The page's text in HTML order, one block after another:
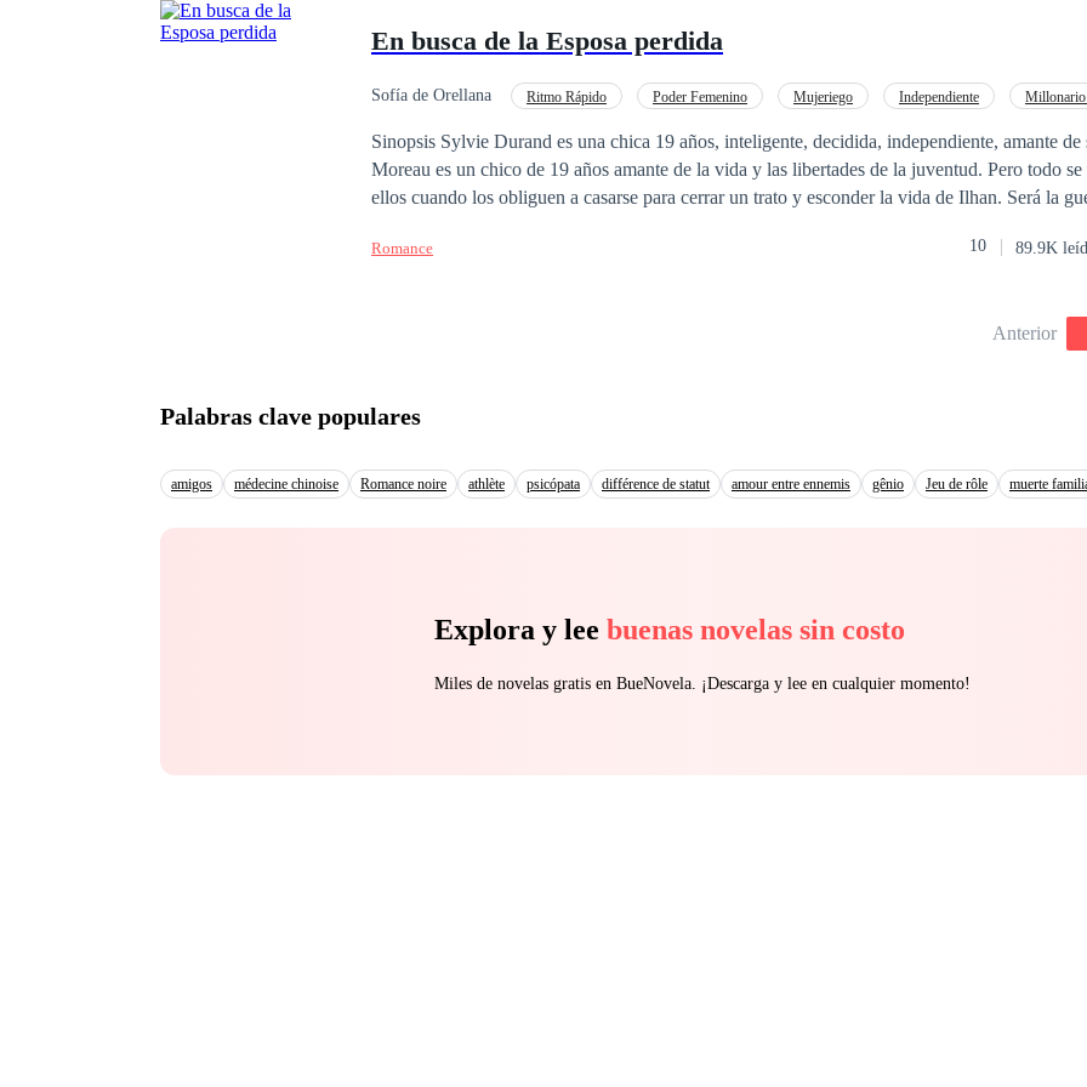
enfrenta a la misteriosa muerte de su padre, debe descubrir qué ser sobrenatural lo asesinó y
tan malos como ella pensaba.
En busca de la Esposa perdida
Sofía de Orellana Ritmo Rápido Poder Femenino Mujeriego Independiente
Millonario
Sinopsis Sylvie Durand es una chica 19 años, inteligente, decidida, independiente, amante de su carrera. Ilhan
Moreau es un chico de 19 años amante de la vida y las libertades de la juventud. Pero todo se
ellos cuando los obliguen a casarse para cerrar un trato y esconder la vida de Ilhan. Será la
¿Podrán volver a unirse luego de terminar con su matrimonio?
Romance 10 89.9K
Anterior
Palabras clave populares
amigos médecine chinoise Romance noire athlète psicópata différence de statut amour entre ennemis gênio Jeu de rôle muerte
Explora y lee buenas novelas sin costo
Miles de novelas gratis en BueNovela. ¡Descarga y lee en cualquier momento!